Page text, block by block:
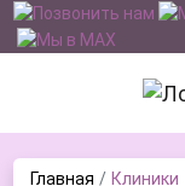
Главная Клиники